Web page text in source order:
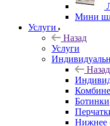
Мини
Услуги
Назад
Услуги
Назад
Ботинки
Нижнее